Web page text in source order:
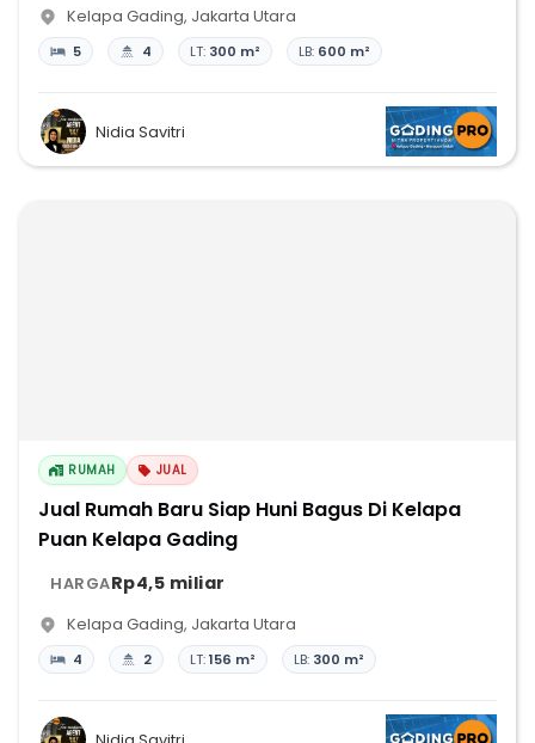
Kelapa Gading, Jakarta Utara
5 4 LT: 300 m² LB: 600 m²
Nidia Savitri
RUMAH JUAL
Jual Rumah Baru Siap Huni Bagus Di Kelapa
Puan Kelapa Gading
HARGARp4,5 miliar
Kelapa Gading, Jakarta Utara
4 2 LT:156 m² LB: 300 m²